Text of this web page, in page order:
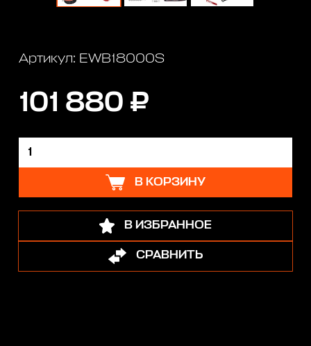
Артикул: EWB18000S
101 880 ₽
В КОРЗИНУ
В ИЗБРАННОЕ
СРАВНИТЬ